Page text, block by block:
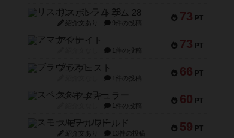
73 PT
リスボン・トラム 28
紹介文あり 9件の投稿
73 PT
アマナイト
1件の投稿
66 PT
ブラヴェスト
1件の投稿
60 PT
スペクタキュラー
1件の投稿
59 PT
スモールワールド
紹介文あり 13件の投稿